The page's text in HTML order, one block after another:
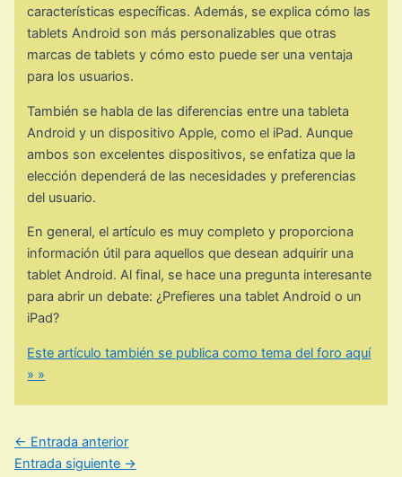
características específicas. Además, se explica cómo las
tablets Android son más personalizables que otras
marcas de tablets y cómo esto puede ser una ventaja
para los usuarios.
También se habla de las diferencias entre una tableta
Android y un dispositivo Apple, como el iPad. Aunque
ambos son excelentes dispositivos, se enfatiza que la
elección dependerá de las necesidades y preferencias
del usuario.
En general, el artículo es muy completo y proporciona
información útil para aquellos que desean adquirir una
tablet Android. Al final, se hace una pregunta interesante
para abrir un debate: ¿Prefieres una tablet Android o un
iPad?
Este artículo también se publica como tema del foro aquí
» »
← Entrada anterior
Entrada siguiente →